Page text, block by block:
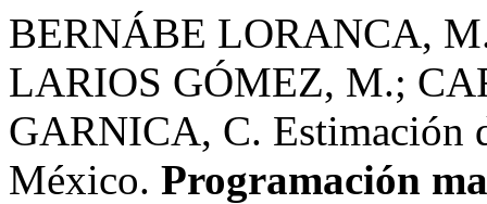
BERNÁBE LORANCA,
LARIOS GÓMEZ, M.;
GARNICA, C. Estimación
México. Programación